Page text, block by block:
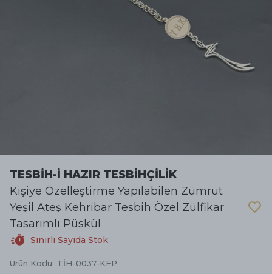
TESBİH-İ HAZIR TESBİHÇİLİK
Kişiye Özelleştirme Yapılabilen Zümrüt
Yeşil Ateş Kehribar Tesbih Özel Zülfikar
Tasarımlı Püskül
Sınırlı Sayıda Stok
Ürün Kodu: TİH-0037-KFP